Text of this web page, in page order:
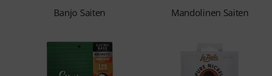
Banjo Saiten Mandolinen Saiten